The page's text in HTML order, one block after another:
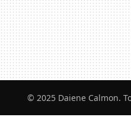
© 2025 Daiene Calmon.